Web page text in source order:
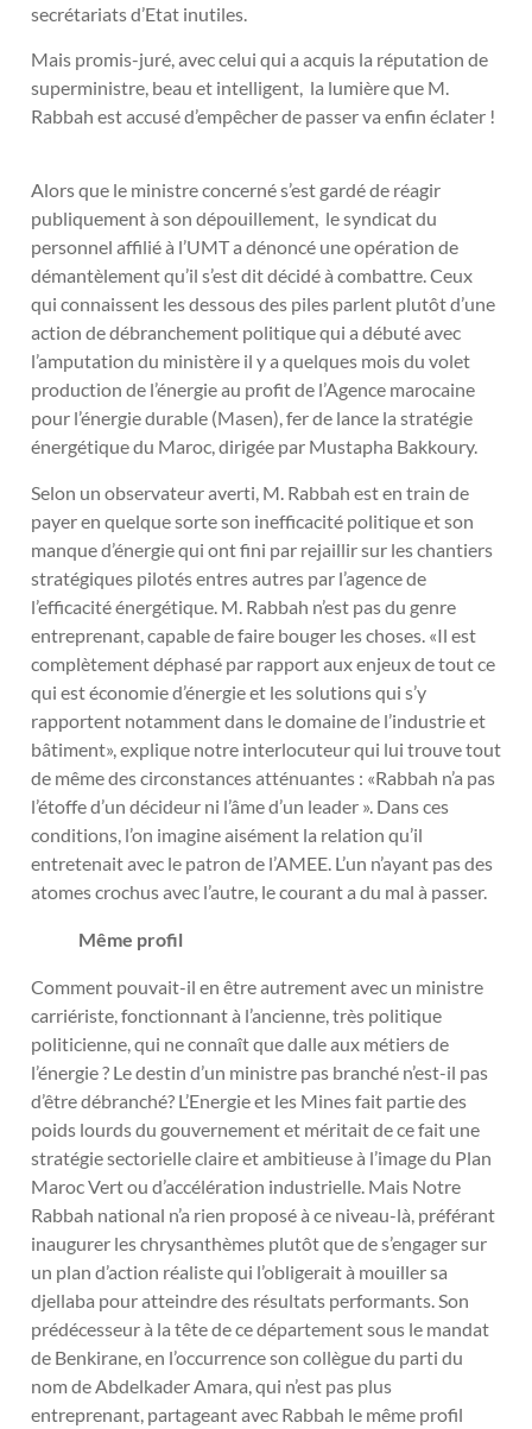
secrétariats d’Etat inutiles.
Mais promis-juré, avec celui qui a acquis la réputation de
superministre, beau et intelligent, la lumière que M.
Rabbah est accusé d’empêcher de passer va enfin éclater !
Alors que le ministre concerné s’est gardé de réagir
publiquement à son dépouillement, le syndicat du
personnel affilié à l’UMT a dénoncé une opération de
démantèlement qu’il s’est dit décidé à combattre. Ceux
qui connaissent les dessous des piles parlent plutôt d’une
action de débranchement politique qui a débuté avec
l’amputation du ministère il y a quelques mois du volet
production de l’énergie au profit de l’Agence marocaine
pour l’énergie durable (Masen), fer de lance la stratégie
énergétique du Maroc, dirigée par Mustapha Bakkoury.
Selon un observateur averti, M. Rabbah est en train de
payer en quelque sorte son inefficacité politique et son
manque d’énergie qui ont fini par rejaillir sur les chantiers
stratégiques pilotés entres autres par l’agence de
l’efficacité énergétique. M. Rabbah n’est pas du genre
entreprenant, capable de faire bouger les choses. «Il est
complètement déphasé par rapport aux enjeux de tout ce
qui est économie d’énergie et les solutions qui s’y
rapportent notamment dans le domaine de l’industrie et
bâtiment», explique notre interlocuteur qui lui trouve tout
de même des circonstances atténuantes : «Rabbah n’a pas
l’étoffe d’un décideur ni l’âme d’un leader ». Dans ces
conditions, l’on imagine aisément la relation qu’il
entretenait avec le patron de l’AMEE. L’un n’ayant pas des
atomes crochus avec l’autre, le courant a du mal à passer.
Même profil
Comment pouvait-il en être autrement avec un ministre
carriériste, fonctionnant à l’ancienne, très politique
politicienne, qui ne connaît que dalle aux métiers de
l’énergie ? Le destin d’un ministre pas branché n’est-il pas
d’être débranché? L’Energie et les Mines fait partie des
poids lourds du gouvernement et méritait de ce fait une
stratégie sectorielle claire et ambitieuse à l’image du Plan
Maroc Vert ou d’accélération industrielle. Mais Notre
Rabbah national n’a rien proposé à ce niveau-là, préférant
inaugurer les chrysanthèmes plutôt que de s’engager sur
un plan d’action réaliste qui l’obligerait à mouiller sa
djellaba pour atteindre des résultats performants. Son
prédécesseur à la tête de ce département sous le mandat
de Benkirane, en l’occurrence son collègue du parti du
nom de Abdelkader Amara, qui n’est pas plus
entreprenant, partageant avec Rabbah le même profil